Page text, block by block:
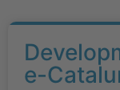
e-